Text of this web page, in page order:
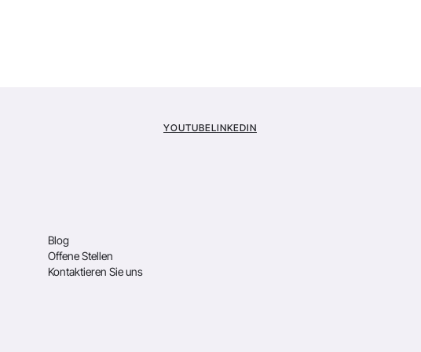
YOUTUBELINKEDIN
Blog
Offene Stellen
Kontaktieren Sie uns